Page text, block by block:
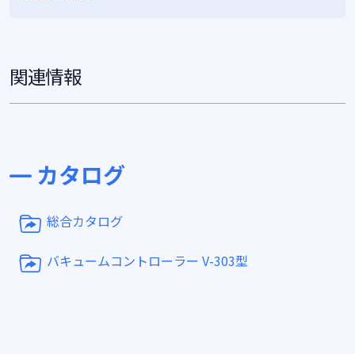
関連情報
カタログ
総合カタログ
バキュームコントローラー V-303型